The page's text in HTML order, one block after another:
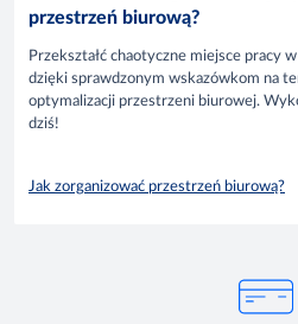
przestrzeń biurową?
Przekształć chaotyczne miejsce pracy
dzięki sprawdzonym wskazówkom na
optymalizacji przestrzeni biurowej.
dziś!
Jak zorganizować przestrzeń biurową?